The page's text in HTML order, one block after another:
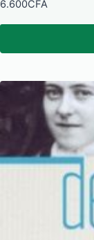
6.600CFA